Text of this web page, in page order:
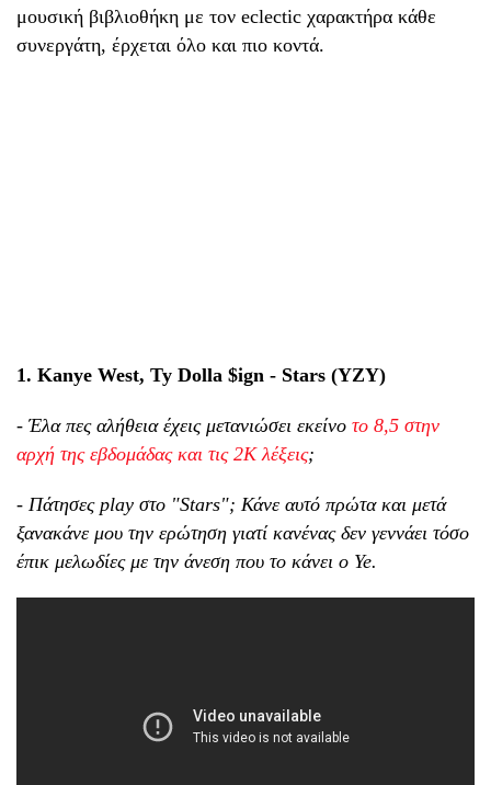
μουσική βιβλιοθήκη με τον eclectic χαρακτήρα κάθε
συνεργάτη, έρχεται όλο και πιο κοντά.
1. Kanye West, Ty Dolla $ign - Stars (YZY)
- Έλα πες αλήθεια έχεις μετανιώσει εκείνο το 8,5 στην
αρχή της εβδομάδας και τις 2Κ λέξεις;
- Πάτησες play στο "Stars"; Κάνε αυτό πρώτα και μετά
ξανακάνε μου την ερώτηση γιατί κανένας δεν γεννάει τόσο
έπικ μελωδίες με την άνεση που το κάνει ο Ye.